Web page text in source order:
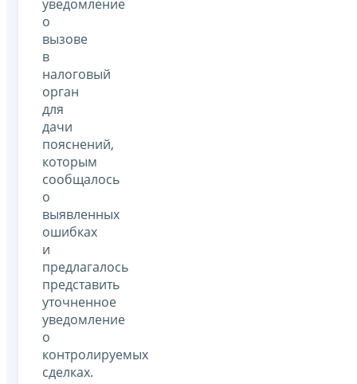
уведомление
о
вызове
в
налоговый
орган
для
дачи
пояснений,
которым
сообщалось
о
выявленных
ошибках
и
предлагалось
представить
уточненное
уведомление
о
контролируемых
сделках.